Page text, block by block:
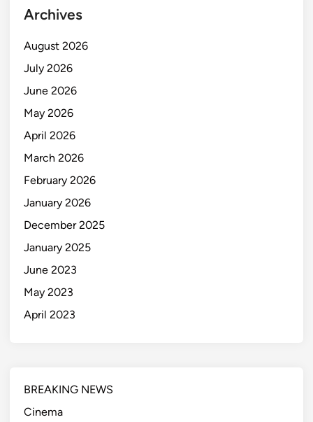
Archives
August 2026
July 2026
June 2026
May 2026
April 2026
March 2026
February 2026
January 2026
December 2025
January 2025
June 2023
May 2023
April 2023
BREAKING NEWS
Cinema